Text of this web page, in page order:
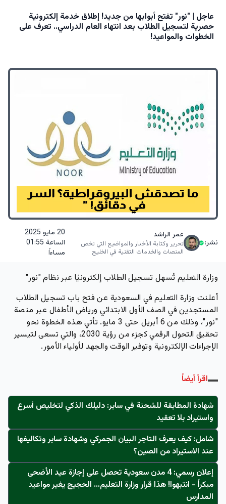
عاجل | "نور" تفتح أبوابها من جديد! إطلاق خدمة إلكترونية
حصرية لتسجيل الطلاب بعد انتهاء العام الدراسي.. تعرف على
الخطوات والمواعيد!
نشر:
عمر الراشد
تحرير وكتابة الأخبار والمواضيع التي تخص
المنصات والخدمات التقنية في الخليج
20 مايو 2025
الساعة 01:55
مساءاً
وزارة التعليم تُسهل تسجيل الطلاب إلكترونيًا عبر نظام "نور"
أعلنت وزارة التعليم في السعودية عن فتح باب تسجيل الطلاب
المستجدين في الصف الأول الابتدائي ورياض الأطفال عبر منصة
"نور"، وذلك من 6 أبريل حتى 3 مايو. تأتي هذه الخطوة نحو
تحقيق التحول الرقمي كجزء من رؤية 2030، والتي تسعى لتيسير
الإجراءات الإلكترونية وتوفير الوقت والجهد لأولياء الأمور.
اقرأ أيضاً
شهادة المطابقة للشحنة في سابر: دليلك الذكي لتخليص أسرع
واستيراد بلا تعقيد
شامل: كيف يعرف التاجر البيان الجمركي وشهادة سابر وتكاليفها
عند الاستيراد من الصين؟
إعلان رسمي: 4 مدن سعودية تحصل على إجازة عيد الأضحى
مبكراً - انتبهوا! هذا قرار وزارة التعليم… الحجيج يغير مواعيد
المدارس